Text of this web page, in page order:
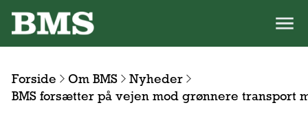
Forside Om BMS
Nyheder
BMS forsætter på vejen mod grønnere transport